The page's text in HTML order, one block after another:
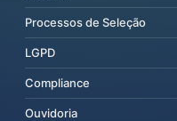
Processos de Seleção
LGPD
Compliance
Ouvidoria